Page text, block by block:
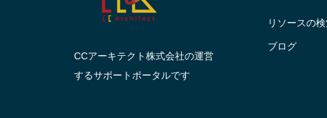
リソースの
ブログ
CCアーキテクト株式会社の運営
するサポートポータルです